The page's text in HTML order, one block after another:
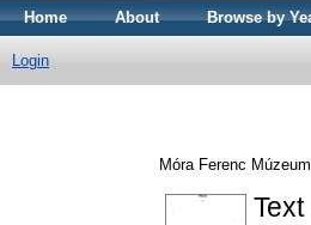
Home About Browse by
Login
Móra Ferenc
Text